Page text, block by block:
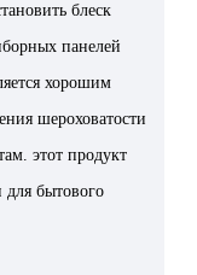
блеск
панелей
хорошим
шероховатости
этот продукт
для бытового